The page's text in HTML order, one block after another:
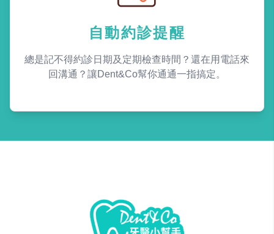
自動約診提醒
總是記不得約診日期及定期檢查時間？還在用電話來
回溝通？讓Dent&Co幫你通通一指搞定。